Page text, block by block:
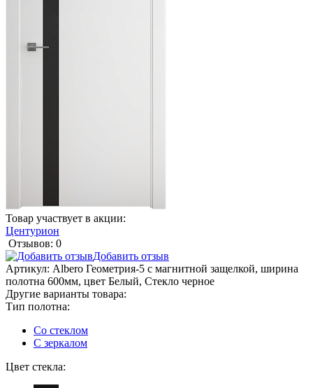
Товар участвует в акции:
Центурион
Отзывов: 0
Добавить отзыв
Артикул: Albero Геометрия-5 с магнитной защелкой, ширина
полотна 600мм, цвет Белый, Стекло черное
Другие варианты товара:
Тип полотна:
Со стеклом
С зеркалом
Цвет стекла: